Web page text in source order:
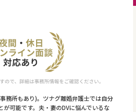
務所もあり)。ツナグ離婚弁護士では自分
可能です。夫・妻のDVに悩んでいるな